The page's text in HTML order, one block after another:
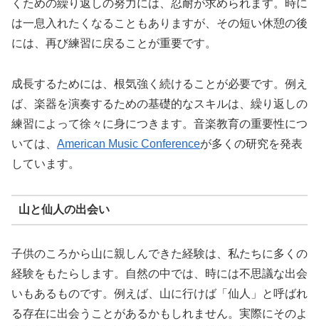
くための繰り返しの努力には、忍耐が求められます。時に
は一息入れたくなることもありますが、その短い休憩の後
には、再び練習に戻ることが重要です。
成長するためには、根気強く続けることが必要です。例え
ば、楽器を演奏するための基礎的なスキルは、繰り返しの
練習によって徐々に身につきます。音楽教育の重要性につ
いては、 American Music Conferenceが多くの研究を発表
しています。
山と仙人の出会い
子供のころから山に親しんできた経験は、私たちに多くの
経験をもたらします。自然の中では、時には不思議な出会
いもあるものです。例えば、山に行けば「仙人」と呼ばれ
る存在に出会うことがあるかもしれません。実際にそのよ